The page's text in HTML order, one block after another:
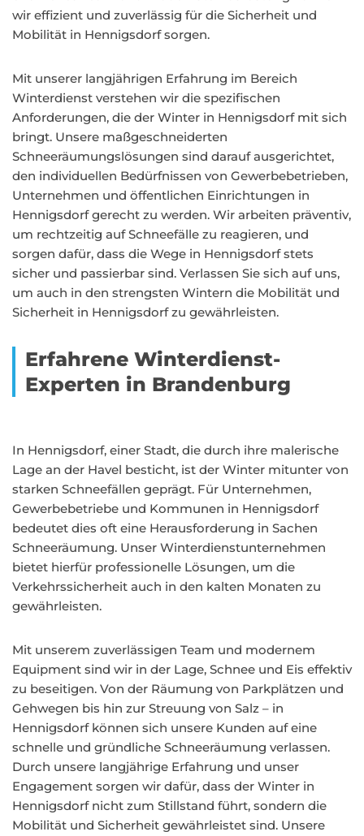
wir effizient und zuverlässig für die Sicherheit und
Mobilität in Hennigsdorf sorgen.
Mit unserer langjährigen Erfahrung im Bereich
Winterdienst verstehen wir die spezifischen
Anforderungen, die der Winter in Hennigsdorf mit sich
bringt. Unsere maßgeschneiderten
Schneeräumungslösungen sind darauf ausgerichtet,
den individuellen Bedürfnissen von Gewerbebetrieben,
Unternehmen und öffentlichen Einrichtungen in
Hennigsdorf gerecht zu werden. Wir arbeiten präventiv,
um rechtzeitig auf Schneefälle zu reagieren, und
sorgen dafür, dass die Wege in Hennigsdorf stets
sicher und passierbar sind. Verlassen Sie sich auf uns,
um auch in den strengsten Wintern die Mobilität und
Sicherheit in Hennigsdorf zu gewährleisten.
Erfahrene Winterdienst-
Experten in Brandenburg
In Hennigsdorf, einer Stadt, die durch ihre malerische
Lage an der Havel besticht, ist der Winter mitunter von
starken Schneefällen geprägt. Für Unternehmen,
Gewerbebetriebe und Kommunen in Hennigsdorf
bedeutet dies oft eine Herausforderung in Sachen
Schneeräumung. Unser Winterdienstunternehmen
bietet hierfür professionelle Lösungen, um die
Verkehrssicherheit auch in den kalten Monaten zu
gewährleisten.
Mit unserem zuverlässigen Team und modernem
Equipment sind wir in der Lage, Schnee und Eis effektiv
zu beseitigen. Von der Räumung von Parkplätzen und
Gehwegen bis hin zur Streuung von Salz – in
Hennigsdorf können sich unsere Kunden auf eine
schnelle und gründliche Schneeräumung verlassen.
Durch unsere langjährige Erfahrung und unser
Engagement sorgen wir dafür, dass der Winter in
Hennigsdorf nicht zum Stillstand führt, sondern die
Mobilität und Sicherheit gewährleistet sind. Unsere